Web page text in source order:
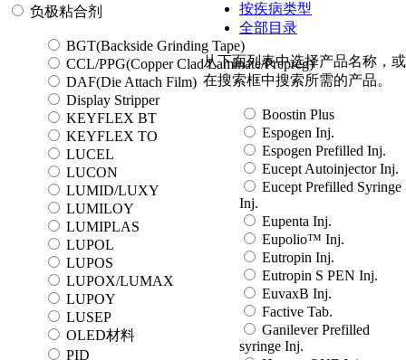
负极粘合剂
BGT(Backside Grinding Tape)
CCL/PPG(Copper Clad Laminate/Prepreg)
DAF(Die Attach Film)
Display Stripper
KEYFLEX BT
KEYFLEX TO
LUCEL
LUCON
LUMID/LUXY
LUMILOY
LUMIPLAS
LUPOL
LUPOS
LUPOX/LUMAX
LUPOY
LUSEP
OLED材料
PID
按疾病类型
全部目录
从下面列表中选择产品名称，或
在搜索框中搜索所需的产品。
Boostin Plus
Espogen Inj.
Espogen Prefilled Inj.
Eucept Autoinjector Inj.
Eucept Prefilled Syringe
Inj.
Eupenta Inj.
Eupolio™ Inj.
Eutropin Inj.
Eutropin S PEN Inj.
EuvaxB Inj.
Factive Tab.
Ganilever Prefilled
syringe Inj.